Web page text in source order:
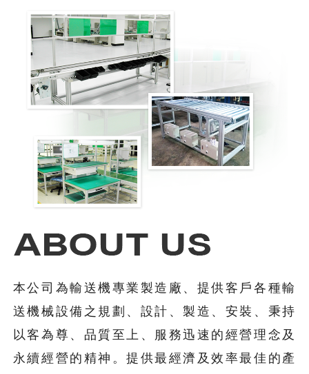
本公司為輸送機專業製造廠、提供客戶各種輸
送機械設備之規劃、設計、製造、安裝、秉持
以客為尊、品質至上、服務迅速的經營理念及
永續經營的精神。提供最經濟及效率最佳的產